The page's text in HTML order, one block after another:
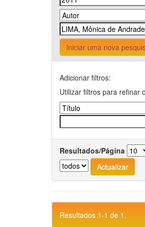
Iniciar uma nova
Adicionar filtros:
Utilizar filtros para refinar
Resultados/Página
Resultados 1-1 de 1.